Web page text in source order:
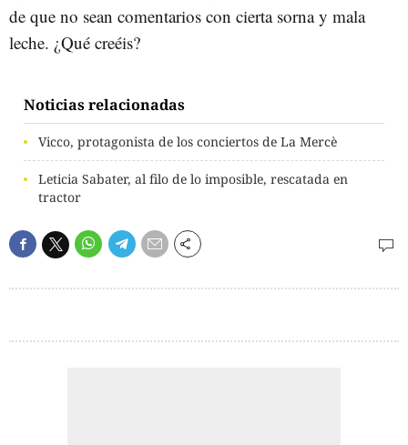
de que no sean comentarios con cierta sorna y mala
leche. ¿Qué creéis?
Noticias relacionadas
Vicco, protagonista de los conciertos de La Mercè
Leticia Sabater, al filo de lo imposible, rescatada en
tractor